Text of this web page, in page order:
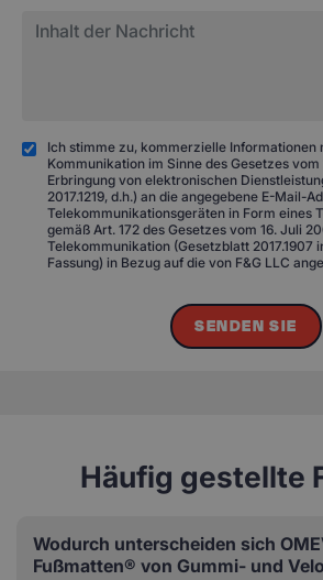
Ich stimme zu, kommerzielle Informationen
Kommunikation im Sinne des Gesetzes
Erbringung von elektronischen
2017.1219, d.h.) an die angegebene E-Mail-
Telekommunikationsgeräten in Form eines
gemäß Art. 172 des Gesetzes vom 16. Juli
Telekommunikation (Gesetzblatt 2017.1907
Fassung) in Bezug auf die von F&G LLC
SENDEN SIE
Häufig gestellte
Wodurch unterscheiden sich
Fußmatten® von Gummi- und